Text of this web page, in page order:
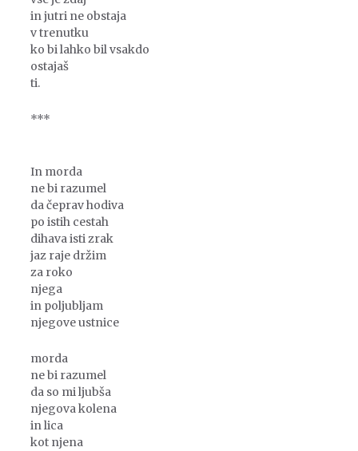
in jutri ne obstaja
v trenutku
ko bi lahko bil vsakdo
ostajaš
ti.
***
In morda
ne bi razumel
da čeprav hodiva
po istih cestah
dihava isti zrak
jaz raje držim
za roko
njega
in poljubljam
njegove ustnice
morda
ne bi razumel
da so mi ljubša
njegova kolena
in lica
kot njena